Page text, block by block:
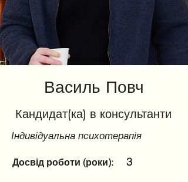
Василь Повч
Кандидат(ка) в консультанти
Індивідуальна психотерапія
Досвід роботи (роки): 3